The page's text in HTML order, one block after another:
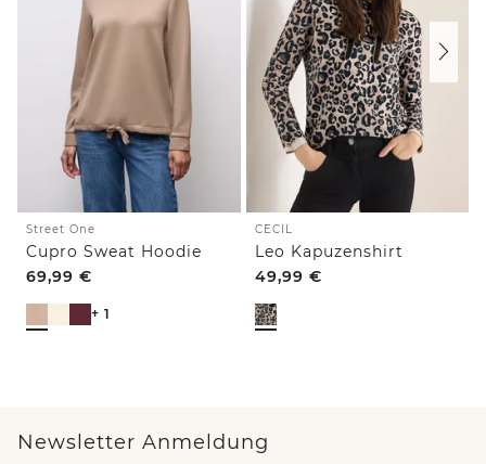
Street One
Cupro Sweat Hoodie
69,99 €
+ 1
CECIL
Leo Kapuzenshirt
49,99 €
Newsletter Anmeldung